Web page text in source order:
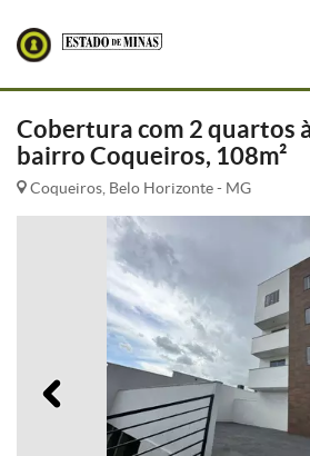
Cobertura com 2 quartos
bairro Coqueiros, 108m²
Coqueiros, Belo Horizonte - MG
Anterior